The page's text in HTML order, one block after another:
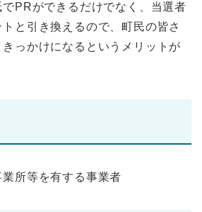
PRができるだけでなく、当選者
と引き換えるので、町民の皆さ
っかけになるというメリットが
所等を有する事業者